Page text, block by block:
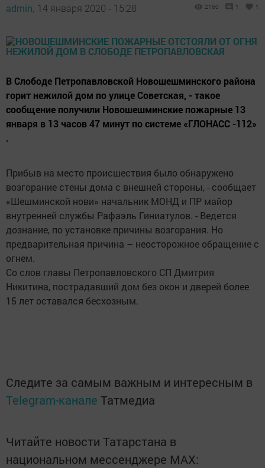
admin, 14 января 2020 - 15:28 2160 1 1
В Слободе Петропавловской Новошешминского района
горит нежилой дом по улице Советская, - такое
сообщение получили Новошешминские пожарные 13
января в 13 часов 47 минут по системе «ГЛОНАСС -112»
.
Прибыв на место происшествия было обнаружено
возгорание стены дома с внешней стороны, - сообщает
«Шешминской нови» начальник МОНД и ПР майор
внутренней службы Рафаэль Гиниатулов. - Ведется
дознание, по установке причины возгорания. Но
предварительная причина – неосторожное обращение с
огнем.
Со слов главы Петропавловского СП Дмитрия
Никитина, пострадавший дом без окон и дверей более
15 лет оставался бесхозным.
Следите за самым важным и интересным в
Telegram-канале Татмедиа
Читайте новости Татарстана в
национальном мессенджере MАХ: